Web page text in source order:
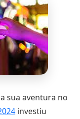
sua aventura no
investiu